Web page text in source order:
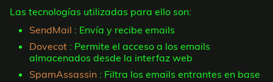
Las tecnologías utilizadas para ello son:
SendMail : Envía y recibe emails
Dovecot : Permite el acceso a los emails
almacenados desde la interfaz web
SpamAssassin : Filtra los emails entrantes en base